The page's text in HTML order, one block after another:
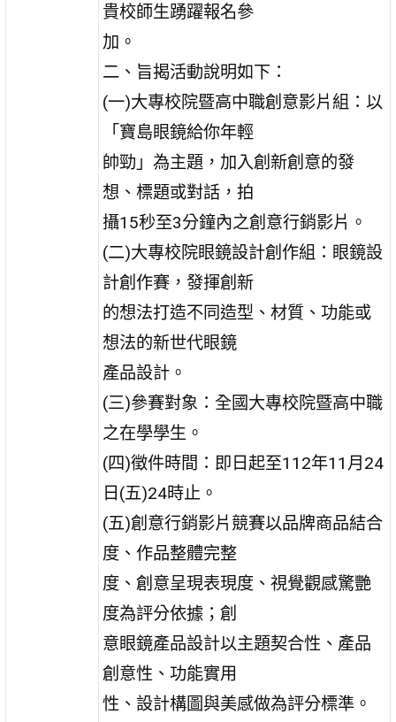
貴校師生踴躍報名參
加。
二、旨揭活動說明如下：
(一)大專校院暨高中職創意影片組：以
「寶島眼鏡給你年輕
帥勁」為主題，加入創新創意的發
想、標題或對話，拍
攝15秒至3分鐘內之創意行銷影片。
(二)大專校院眼鏡設計創作組：眼鏡設
計創作賽，發揮創新
的想法打造不同造型、材質、功能或
想法的新世代眼鏡
產品設計。
(三)參賽對象：全國大專校院暨高中職
之在學學生。
(四)徵件時間：即日起至112年11月24
日(五)24時止。
(五)創意行銷影片競賽以品牌商品結合
度、作品整體完整
度、創意呈現表現度、視覺觀感驚艷
度為評分依據；創
意眼鏡產品設計以主題契合性、產品
創意性、功能實用
性、設計構圖與美感做為評分標準。